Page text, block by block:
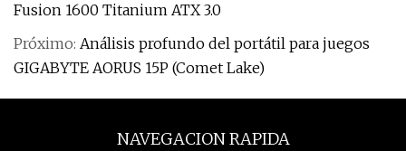
Fusion 1600 Titanium ATX 3.0
Próximo: Análisis profundo del portátil para juegos
GIGABYTE AORUS 15P (Comet Lake)
NAVEGACION RAPIDA